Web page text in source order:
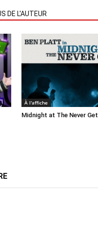
DE L'AUTEUR
À l'affiche
Midnight at The Never Get